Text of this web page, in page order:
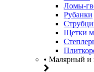
Ломы-
Рубанки
Щетки
• Малярный и